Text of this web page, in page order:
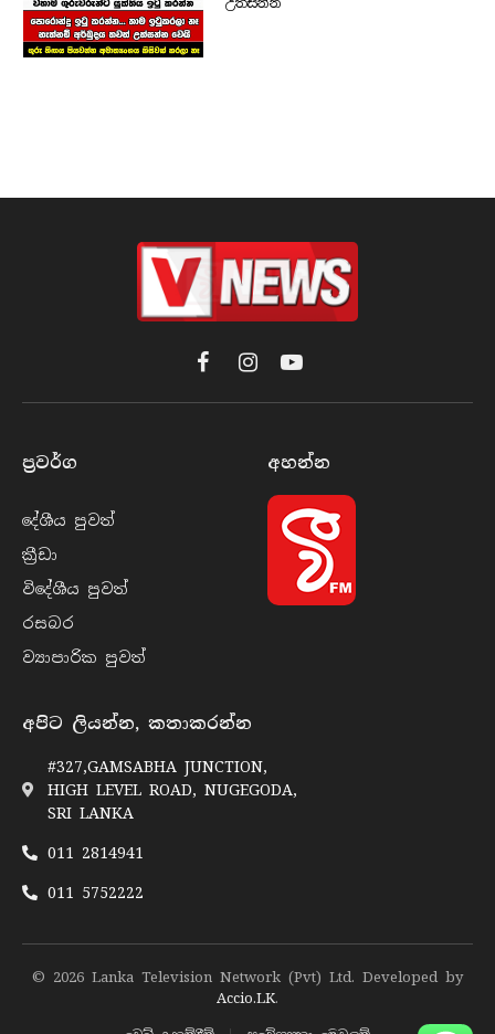
FacebookInstagramYouTube
ප්‍රවර්​ග
දේශීය පුව​ත්
ක්‍රී​ඩා
විදේශීය පුව​ත්
රසබ​ර
ව්‍යාපාරික පුව​ත්
අහන්​න
අපිට ලියන්න, කතාකරන්න
#327,GAMSABHA JUNCTION,
HIGH LEVEL ROAD, NUGEGODA,
SRI LANKA
011 2814941
011 5752222
© 2026 Lanka Television Network (Pvt) Ltd. Developed by
Accio.LK.